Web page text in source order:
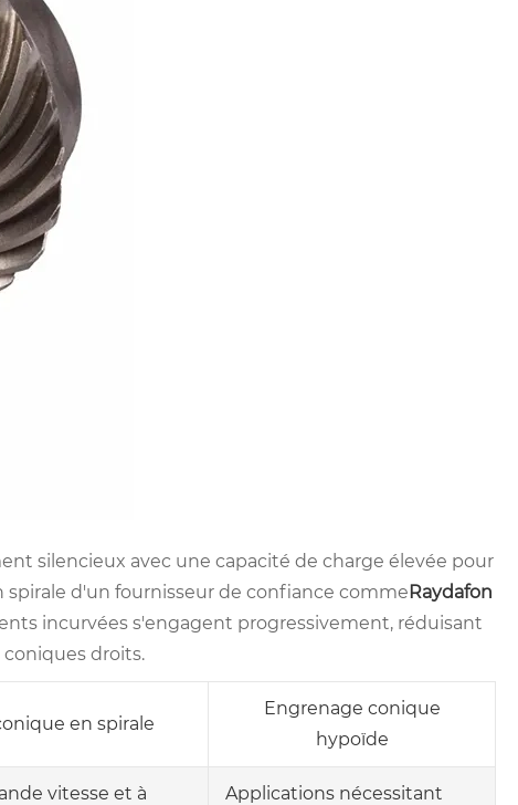
silencieux avec une capacité de charge élevée pour
spirale d'un fournisseur de confiance commeRaydafon
incurvées s'engagent progressivement, réduisant
droits.
en spirale
Engrenage conique
hypoïde
vitesse et à
Applications nécessitant